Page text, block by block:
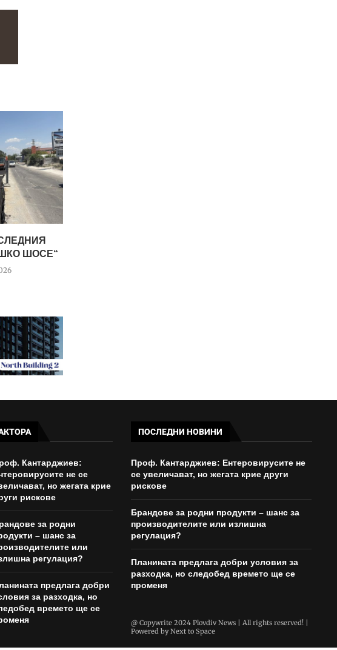
ШОСЕ“
Кантарджиев:
не се
но жегата крие
рискове
за родни
– шанс за
или
регулация?
предлага добри
за разходка, но
времето ще се
ПОСЛЕДНИ НОВИНИ
Проф. Кантарджиев: Ентеровирусите не
се увеличават, но жегата крие други
рискове
Брандове за родни продукти – шанс за
производителите или излишна
регулация?
Планината предлага добри условия за
разходка, но следобед времето ще се
променя
@ Copywrite 2024 Plovdiv News | All rights reserved! |
Powered byNext to Space